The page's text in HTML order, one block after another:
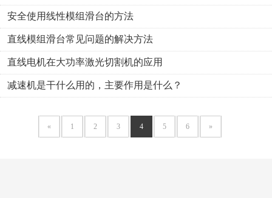
安全使用线性模组滑台的方法
直线模组滑台常见问题的解决方法
直线电机在大功率激光切割机的应用
减速机是干什么用的，主要作用是什么？
« 1 2 3 4 5 6 »